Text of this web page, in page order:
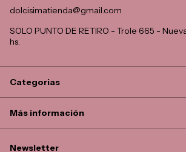
dolcisimatienda@gmail.com
SOLO PUNTO DE RETIRO - Trole 665 -
hs.
Categorias
Más información
Newsletter